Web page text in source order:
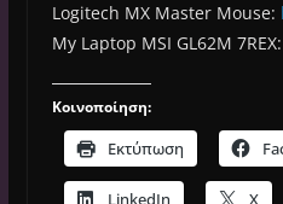
Logitech MX Master Mouse:
My Laptop MSI GL62M 7REX:
Κοινοποίηση:
Εκτύπωση
LinkedIn X